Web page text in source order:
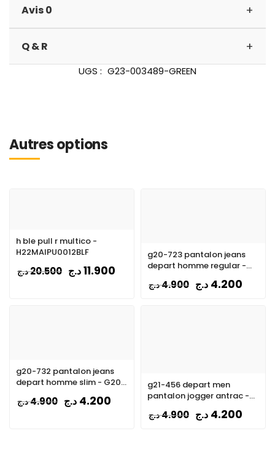
Avis 0 +
Q & R +
UGS : G23-003489-GREEN
Autres options
h ble pull r multico -
H22MAIPU0012BLF
20.500د.ج 11.900د.ج
g20-723 pantalon jeans
depart homme regular -
4.900د.ج 4.200 د.ج
g20-732 pantalon jeans
depart homme slim - G20-
4.900د.ج 4.200 د.ج
g21-456 depart men
pantalon jogger antrac -
4.900د.ج 4.200 د.ج